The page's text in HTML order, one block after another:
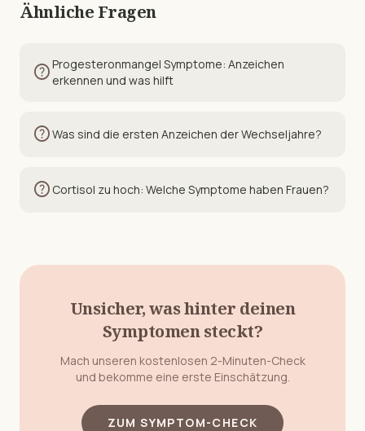
Ähnliche Fragen
helpProgesteronmangel Symptome: Anzeichen
erkennen und was hilft
helpWas sind die ersten Anzeichen der Wechseljahre?
help Cortisol zu hoch: Welche Symptome haben Frauen?
Unsicher, was hinter deinen
Symptomen steckt?
Mach unseren kostenlosen 2-Minuten-Check
und bekomme eine erste Einschätzung.
ZUM SYMPTOM-CHECK